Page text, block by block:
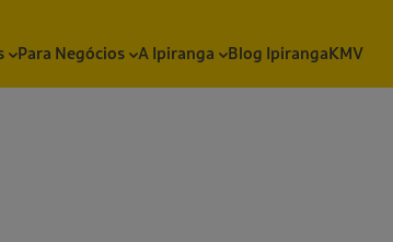
Para Negócios A Ipiranga Blog IpirangaKMV